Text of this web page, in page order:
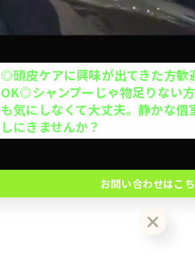
クーポン一覧はこ
◎頭皮ケアに興味が出てきた方
OK◎シャンプーじゃ物足りない
も気にしなくて大丈夫。静かな
しにきませんか？
お問い合わせはこ
場合お断り。計2名の予約ができ